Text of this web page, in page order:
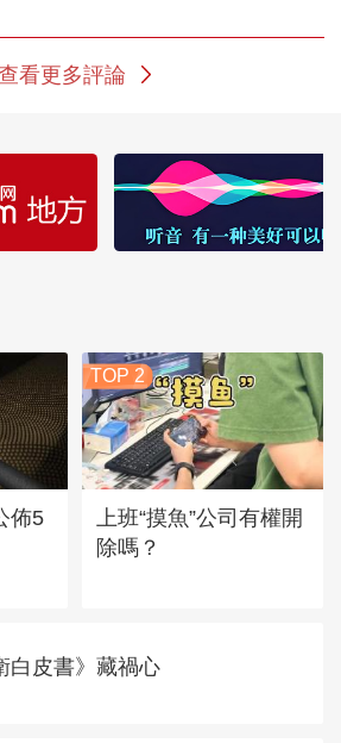
看更多評論
佈5
TOP 2
上班“摸魚”公司有權開
除嗎？
白皮書》藏禍心